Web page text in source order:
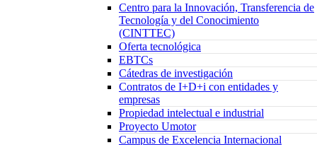
Centro para la Innovación, Transferencia de
Tecnología y del Conocimiento
(CINTTEC)
Oferta tecnológica
EBTCs
Cátedras de investigación
Contratos de I+D+i con entidades y
empresas
Propiedad intelectual e industrial
Proyecto Umotor
Campus de Excelencia Internacional